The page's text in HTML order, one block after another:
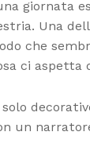
Una
che
ci
un